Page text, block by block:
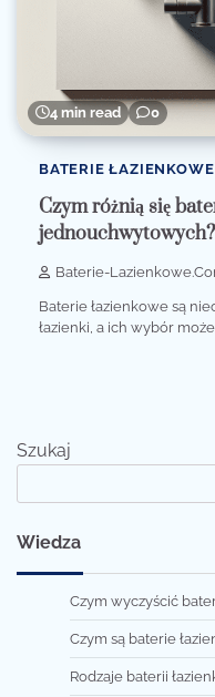
4 min read 0
BATERIE ŁAZIENKOWE
Czym różnią się
jednouchwytowych?
Baterie-
Baterie łazienkowe są
łazienki, a ich wybór
Szukaj
Wiedza
Czym wyczyścić
Czym są baterie
Rodzaje baterii